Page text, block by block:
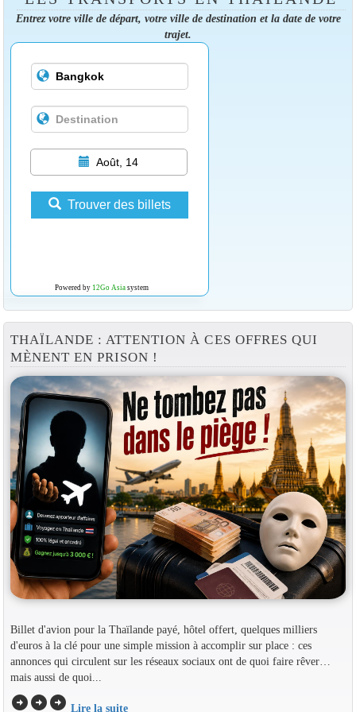
Entrez votre ville de départ, votre ville de destination et la date de votre
trajet.
Août, 14
Trouver des billets
Powered by 12Go Asiasystem
THAÏLANDE : ATTENTION À CES OFFRES QUI
MÈNENT EN PRISON !
Billet d'avion pour la Thaïlande payé, hôtel offert, quelques milliers
d'euros à la clé pour une simple mission à accomplir sur place : ces
annonces qui circulent sur les réseaux sociaux ont de quoi faire rêver…
mais aussi de quoi...
arrow_circle_rightarrow_circle_rightarrow_circle_right Lire la suite